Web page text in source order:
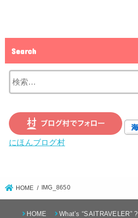
Search
索:
にほんブログ村
HOME IMG_8650
HOME What’s “SAITRAVELER” ?